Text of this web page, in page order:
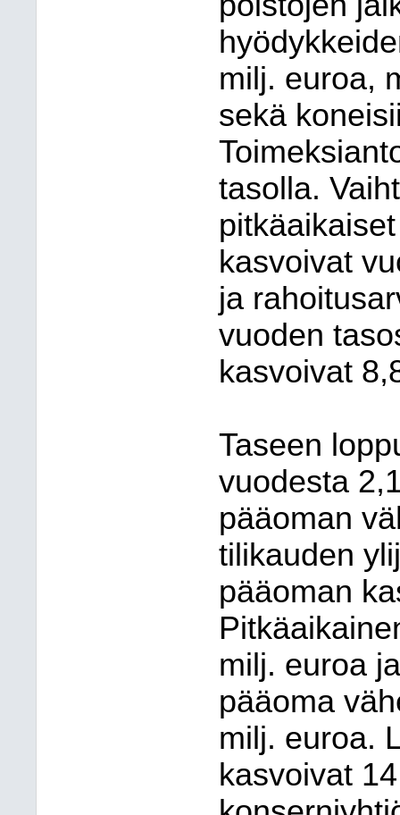
milj. euroa,
sekä
tasolla.
kasvoivat
ja
vuoden
kasvoivat
Taseen
vuodesta
pääoman
tilikauden
pääoman
milj. euroa
pääoma
milj. euroa.
kasvoivat